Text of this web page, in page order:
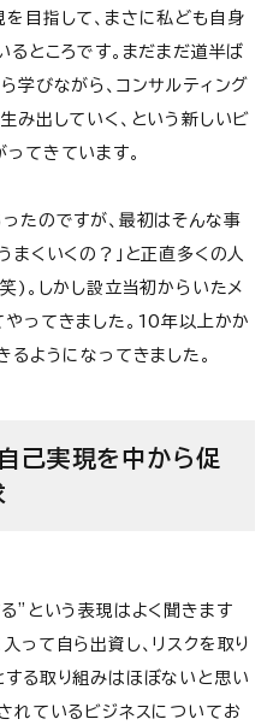
目指して、まさに私ども自身
るところです。まだまだ道半ば
学びながら、コンサルティング
み出していく、という新しいビ
てきています。
たのですが、最初はそんな事
まくいくの？」と正直多くの人
)。しかし設立当初からいたメ
ってきました。10年以上かか
るようになってきました。
己実現を中から促
”という表現はよく聞きます
って自ら出資し、リスクを取り
る取り組みはほぼないと思い
れているビジネスについてお